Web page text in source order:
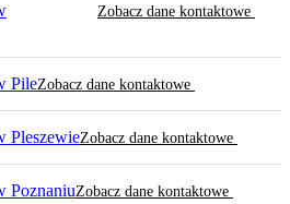
Zobacz dane kontaktowe
PileZobacz dane kontaktowe
PleszewieZobacz dane kontaktowe
PoznaniuZobacz dane kontaktowe